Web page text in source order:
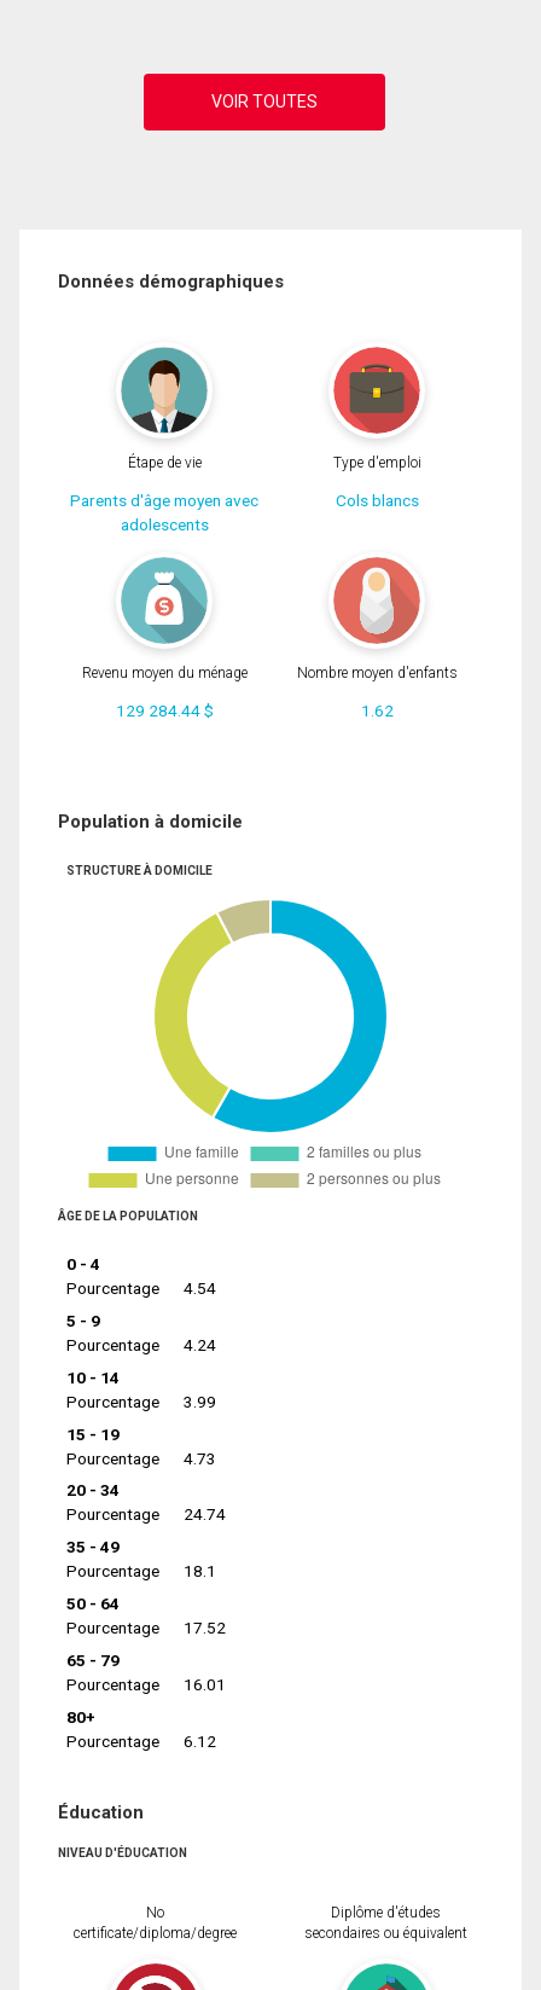
Données démographiques
Étape de vie
Parents d'âge moyen avec
adolescents
Type d'emploi
Cols blancs
Revenu moyen du ménage
129 284.44 $
Nombre moyen d'enfants
1.62
Population à domicile
STRUCTURE À DOMICILE
ÂGE DE LA POPULATION
0 - 4
Pourcentage
4.54
5 - 9
Pourcentage
4.24
10 - 14
Pourcentage
3.99
15 - 19
Pourcentage
4.73
20 - 34
Pourcentage
24.74
35 - 49
Pourcentage
18.1
50 - 64
Pourcentage
17.52
65 - 79
Pourcentage
16.01
80+
Pourcentage
6.12
Éducation
NIVEAU D'ÉDUCATION
No
certificate/diploma/degree
Diplôme d'études
secondaires ou équivalent